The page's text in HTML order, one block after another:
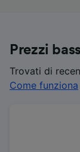
Prezzi
Trovati di
Come funziona